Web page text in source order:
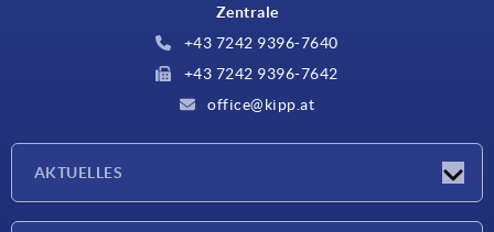
Zentrale
+43 7242 9396-7640
+43 7242 9396-7642
office@kipp.at
AKTUELLES